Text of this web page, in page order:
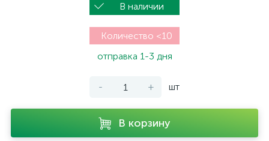
В наличии
Количество <10
отправка 1-3 дня
- + шт
В корзину